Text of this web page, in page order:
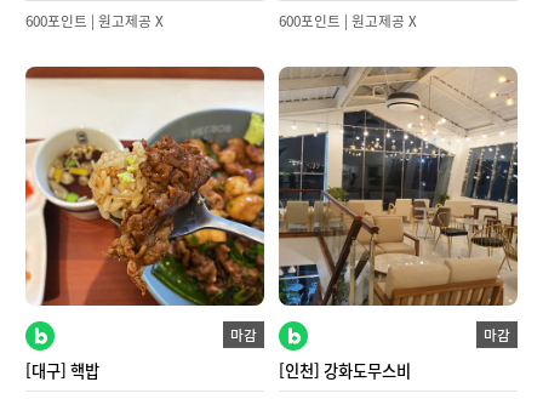
600포인트 | 원고제공 X 600포인트 | 원고제공 X
마감
[대구] 핵밥
마감
[인천] 강화도무스비